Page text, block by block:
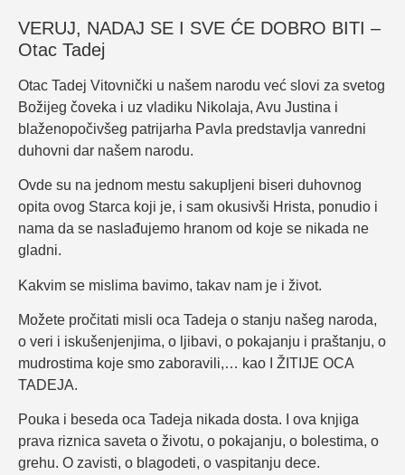
VERUJ, NADAJ SE I SVE ĆE DOBRO BITI –
Otac Tadej
Otac Tadej Vitovnički u našem narodu već slovi za svetog
Božijeg čoveka i uz vladiku Nikolaja, Avu Justina i
blaženopočivšeg patrijarha Pavla predstavlja vanredni
duhovni dar našem narodu.
Ovde su na jednom mestu sakupljeni biseri duhovnog
opita ovog Starca koji je, i sam okusivši Hrista, ponudio i
nama da se naslađujemo hranom od koje se nikada ne
gladni.
Kakvim se mislima bavimo, takav nam je i život.
Možete pročitati misli oca Tadeja o stanju našeg naroda,
o veri i iskušenjenjima, o ljibavi, o pokajanju i praštanju, o
mudrostima koje smo zaboravili,… kao I ŽITIJE OCA
TADEJA.
Pouka i beseda oca Tadeja nikada dosta. I ova knjiga
prava riznica saveta o životu, o pokajanju, o bolestima, o
grehu. O zavisti, o blagodeti, o vaspitanju dece.